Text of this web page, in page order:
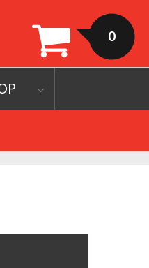
0